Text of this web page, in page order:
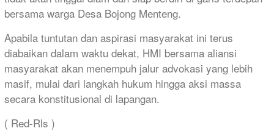
bersama warga Desa Bojong Menteng.
Apabila tuntutan dan aspirasi masyarakat ini terus
diabaikan dalam waktu dekat, HMI bersama aliansi
masyarakat akan menempuh jalur advokasi yang lebih
masif, mulai dari langkah hukum hingga aksi massa
secara konstitusional di lapangan.
( Red-Rls )